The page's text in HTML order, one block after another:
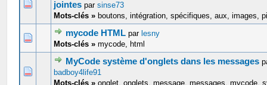
jointes parsinse73
Mots-clés » boutons, intégration, spécifiques, aux, images,
0 Votes - 0 sur 5 en moyenne
123
mycode HTML par lesny
Mots-clés »mycode, html
0 Votes - 0 sur 5 en moyenne
12345
MyCode système d'onglets dans les messages
badboy4life91
Mots-clés »onglet, onglets, message, messages, mycode,
0 Votes - 0 sur 5 en moyenne